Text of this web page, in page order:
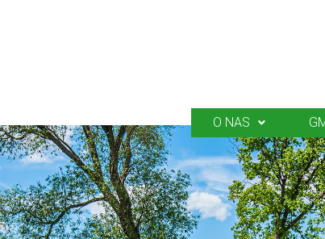
O NAS